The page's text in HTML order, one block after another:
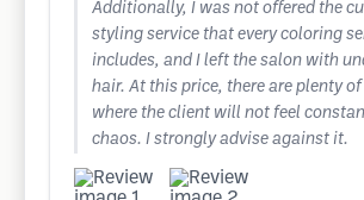
Additionally, I was not offered the
styling service that every coloring
includes, and I left the salon with
hair. At this price, there are plenty
where the client will not feel
chaos. I strongly advise against it.